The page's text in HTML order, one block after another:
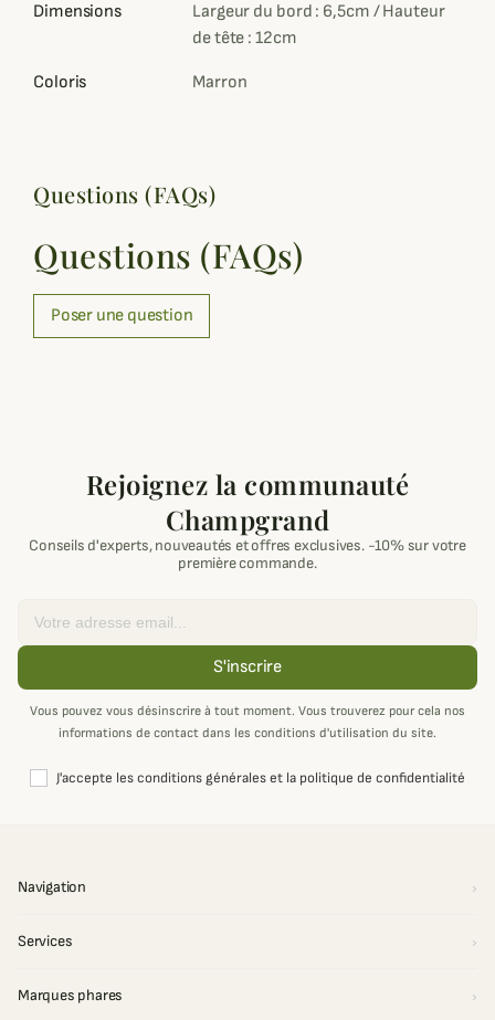
Dimensions
Largeur du bord : 6,5cm / Hauteur
de tête : 12cm
Coloris Marron
Questions (FAQs)
Questions (FAQs)
Poser une question
Rejoignez la communauté
Champgrand
Conseils d'experts, nouveautés et offres exclusives. -10% sur votre
première commande.
S'inscrire
Vous pouvez vous désinscrire à tout moment. Vous trouverez pour cela nos
informations de contact dans les conditions d'utilisation du site.
J'accepte les conditions générales et la politique de confidentialité
Navigation
Services
Marques phares